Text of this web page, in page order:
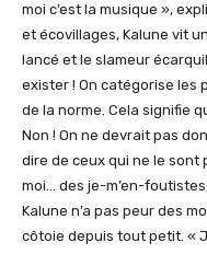
moi c’est la musique »,
et écovillages, Kalune vit
lancé et le slameur
exister ! On catégorise les
de la norme. Cela signifie
Non ! On ne devrait pas
dire de ceux qui ne le sont
moi… des je-m’en-
Kalune n’a pas peur des
côtoie depuis tout petit. «